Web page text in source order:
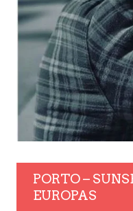
PORTO –
EUROPAS